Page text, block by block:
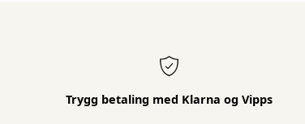
Trygg betaling med Klarna og Vipps